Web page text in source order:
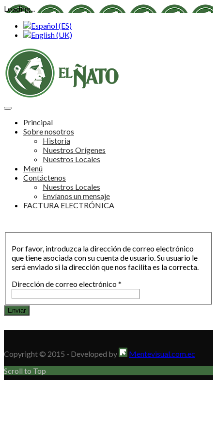
Loading...
Principal
Sobre nosotros
Historia
Nuestros Orígenes
Nuestros Locales
Menú
Contáctenos
Nuestros Locales
Envíanos un mensaje
FACTURA ELECTRÓNICA
Por favor, introduzca la dirección de correo electrónico
que tiene asociada con su cuenta de usuario. Su usuario le
será enviado si la dirección que nos facilita es la correcta.
Dirección de correo electrónico*
Enviar
Copyright © 2015 - Developed by
Mentevisual.com.ec
Scroll to Top